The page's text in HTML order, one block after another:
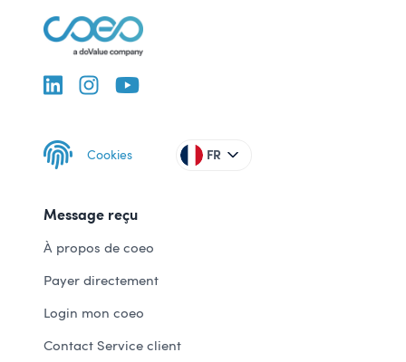
Cookies FR
Message reçu
À propos de coeo
Payer directement
Login mon coeo
Contact Service client